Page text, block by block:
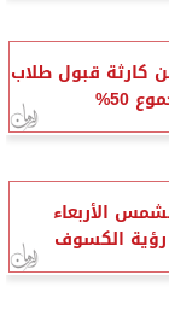
كارثة قبول طلاب
50%
الأربعاء
رؤية الكسوف